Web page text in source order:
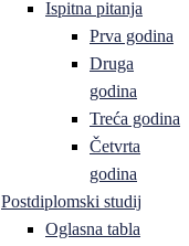
Ispitna pitanja
Prva godina
Druga
godina
Treća godina
Četvrta
godina
Postdiplomski studij
Oglasna tabla